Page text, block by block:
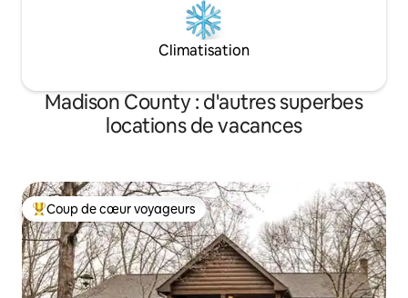
Climatisation
Madison County : d'autres superbes
locations de vacances
Coups de cœur voyageurs les plus appréciés
Coup de cœur voyageurs